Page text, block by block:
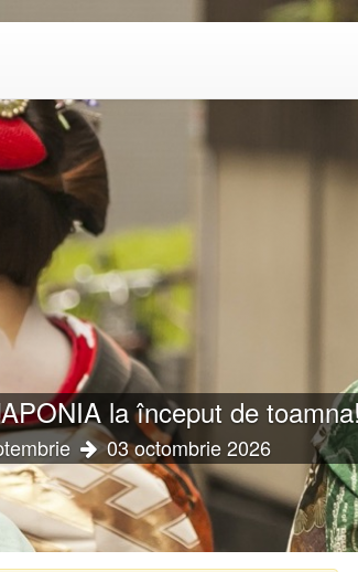
& Relaxare în Boracay
01 noiembrie 2026